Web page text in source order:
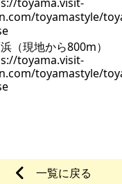
（現地から800m）
toyama.visit-
toyamastyle/
一覧に戻る